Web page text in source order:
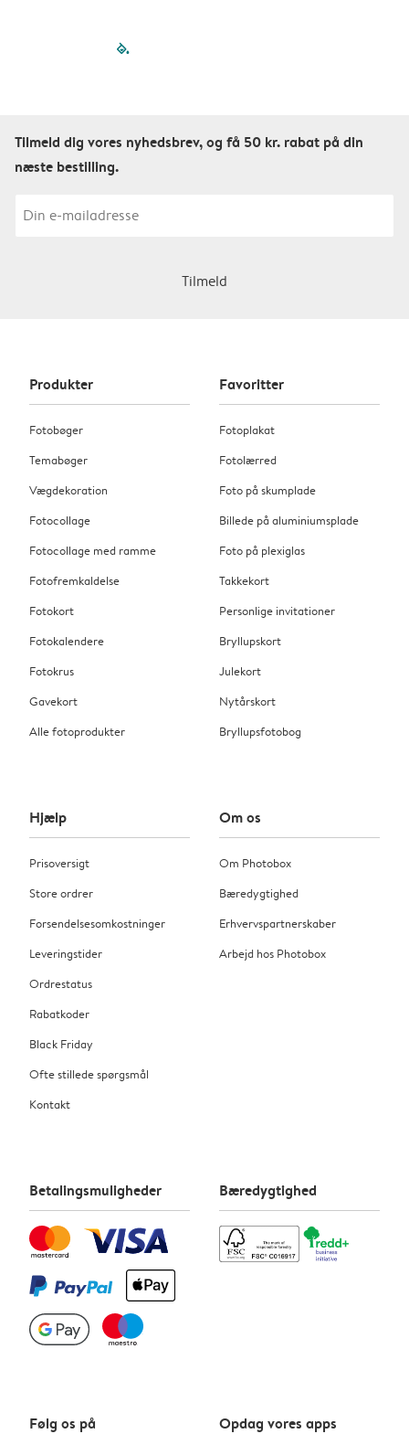
filled-pagination
Tilmeld dig vores nyhedsbrev, og få 50 kr. rabat på din
næste bestilling.
Tilmeld
Produkter
Fotobøger
Temabøger
Vægdekoration
Fotocollage
Fotocollage med ramme
Fotofremkaldelse
Fotokort
Fotokalendere
Fotokrus
Gavekort
Alle fotoprodukter
Favoritter
Fotoplakat
Fotolærred
Foto på skumplade
Billede på aluminiumsplade
Foto på plexiglas
Takkekort
Personlige invitationer
Bryllupskort
Julekort
Nytårskort
Bryllupsfotobog
Hjælp
Prisoversigt
Store ordrer
Forsendelsesomkostninger
Leveringstider
Ordrestatus
Rabatkoder
Black Friday
Ofte stillede spørgsmål
Kontakt
Om os
Om Photobox
Bæredygtighed
Erhvervspartnerskaber
Arbejd hos Photobox
Betalingsmuligheder Bæredygtighed
Følg os på Opdag vores apps